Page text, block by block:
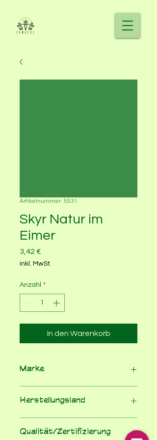
Artikelnummer: 5531
Skyr Natur im
Eimer
3,42 €
inkl. MwSt.
Anzahl *
In den Warenkorb
Marke
Herstellungsland
Qualität/Zertifizierung